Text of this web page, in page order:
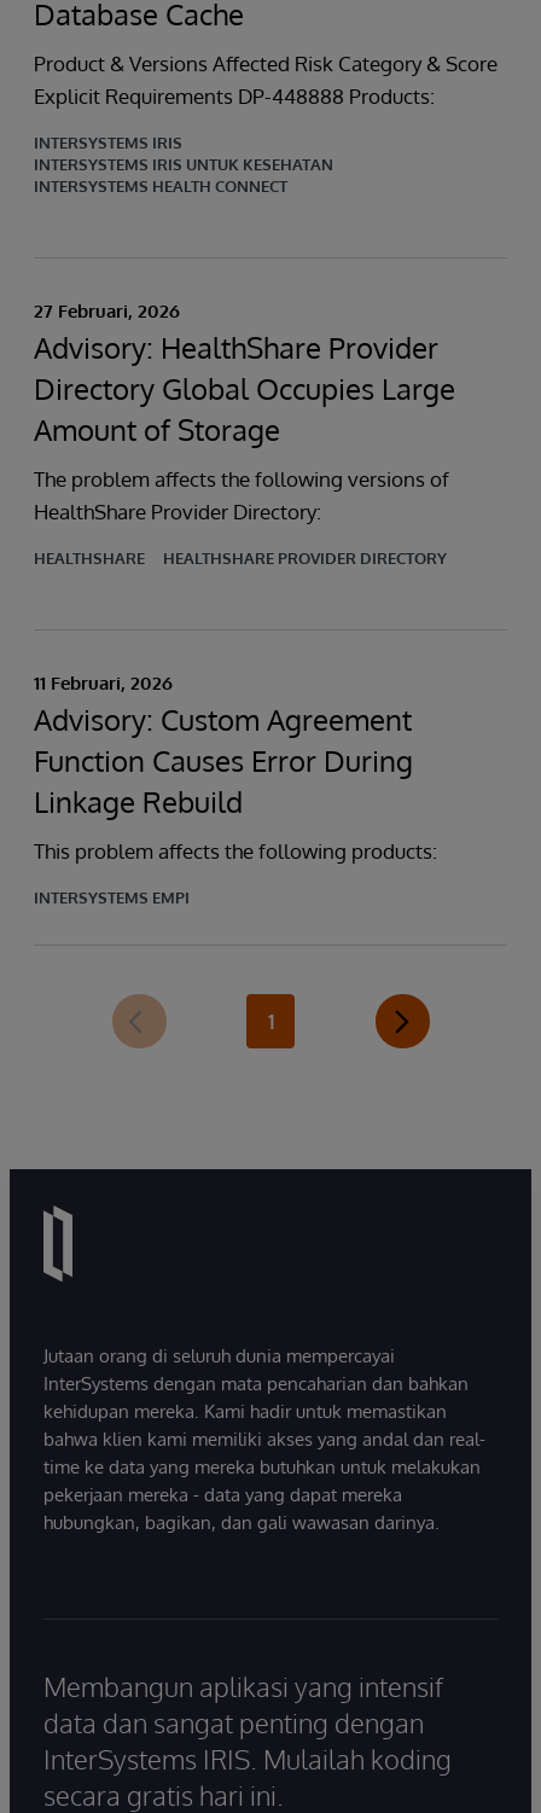
Database Cache
Product & Versions Affected Risk Category & Score
Explicit Requirements DP-448888 Products:
INTERSYSTEMS IRIS
INTERSYSTEMS IRIS UNTUK KESEHATAN
INTERSYSTEMS HEALTH CONNECT
27 Februari, 2026
Advisory: HealthShare Provider
Directory Global Occupies Large
Amount of Storage
The problem affects the following versions of
HealthShare Provider Directory:
HEALTHSHARE HEALTHSHARE PROVIDER DIRECTORY
11 Februari, 2026
Advisory: Custom Agreement
Function Causes Error During
Linkage Rebuild
This problem affects the following products:
INTERSYSTEMS EMPI
1
Jutaan orang di seluruh dunia mempercayai
InterSystems dengan mata pencaharian dan bahkan
kehidupan mereka. Kami hadir untuk memastikan
bahwa klien kami memiliki akses yang andal dan real-
time ke data yang mereka butuhkan untuk melakukan
pekerjaan mereka - data yang dapat mereka
hubungkan, bagikan, dan gali wawasan darinya.
Membangun aplikasi yang intensif
data dan sangat penting dengan
InterSystems IRIS. Mulailah koding
secara gratis hari ini.